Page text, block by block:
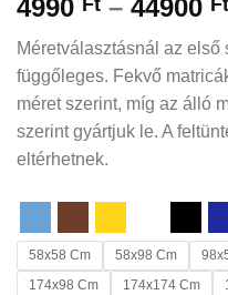
4990 Ft – 44900 Ft
Méretválasztásnál az első
függőleges. Fekvő
méret szerint, míg az álló
szerint gyártjuk le. A
eltérhetnek.
58x58 Cm 58x98 Cm
174x98 Cm
174x174 Cm